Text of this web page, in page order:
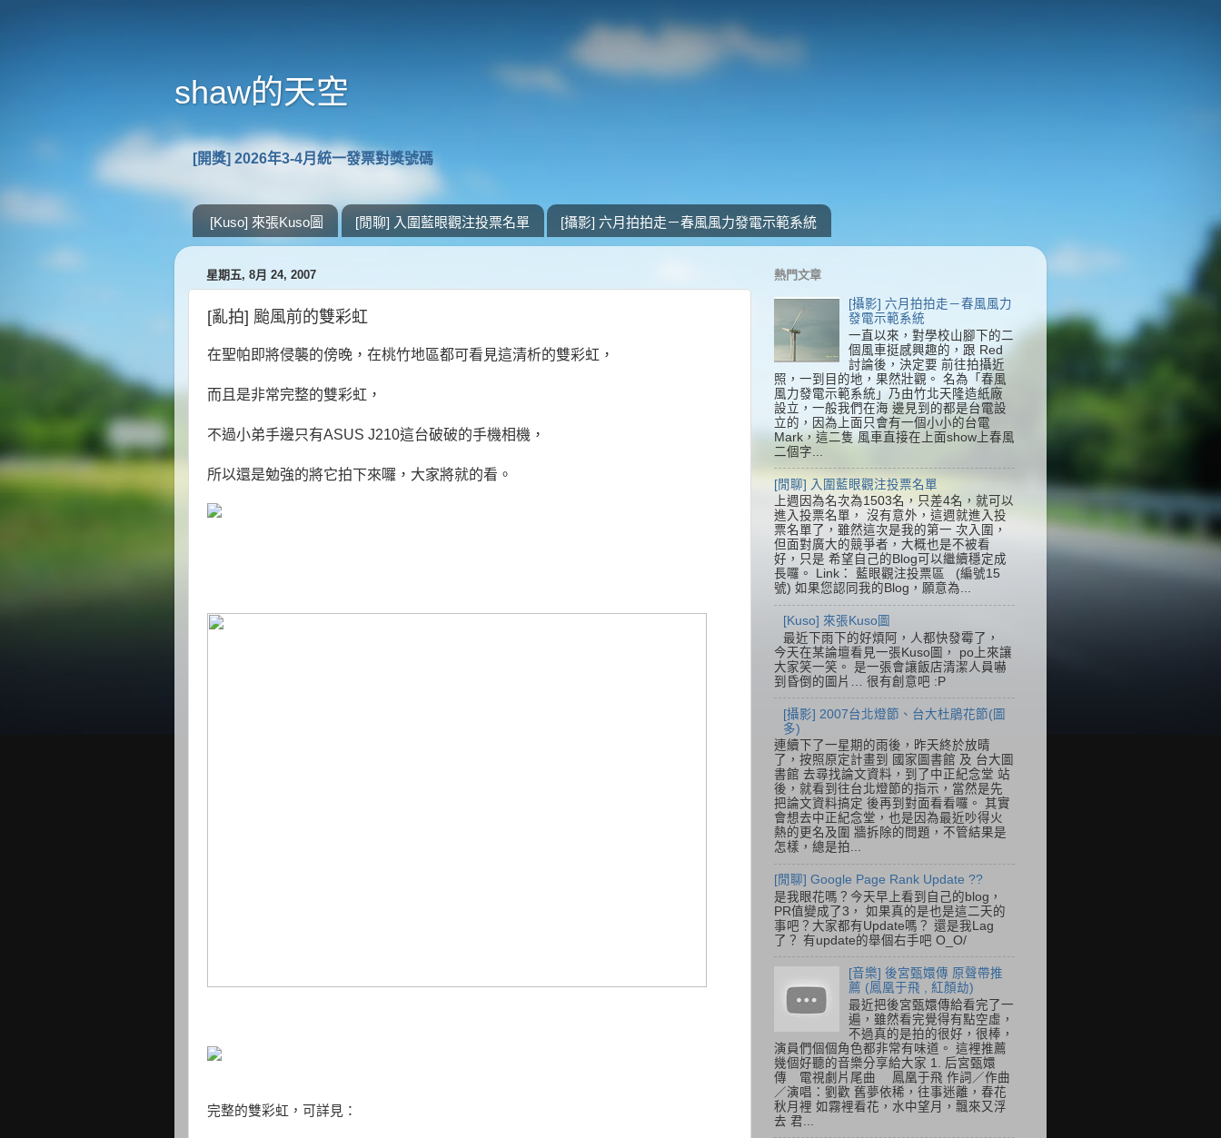
shaw的天空
[開獎] 2026年3-4月統一發票對獎號碼
[Kuso] 來張Kuso圖 [閒聊] 入圍藍眼觀注投票名單 [攝影] 六月拍拍走－春風風力發電示範系統
星期五, 8月 24, 2007
[亂拍] 颱風前的雙彩虹
在聖帕即將侵襲的傍晚，在桃竹地區都可看見這清析的雙彩虹，
而且是非常完整的雙彩虹，
不過小弟手邊只有ASUS J210這台破破的手機相機，
所以還是勉強的將它拍下來囉，大家將就的看。
完整的雙彩虹，可詳見：
熱門文章
[攝影] 六月拍拍走－春風風力
發電示範系統
一直以來，對學校山腳下的二
個風車挺感興趣的，跟 Red
討論後，決定要 前往拍攝近
照，一到目的地，果然壯觀。 名為「春風
風力發電示範系統」乃由竹北天隆造紙廠
設立，一般我們在海 邊見到的都是台電設
立的，因為上面只會有一個小小的台電
Mark，這二隻 風車直接在上面show上春風
二個字...
[閒聊] 入圍藍眼觀注投票名單
上週因為名次為1503名，只差4名，就可以
進入投票名單， 沒有意外，這週就進入投
票名單了，雖然這次是我的第一 次入圍，
但面對廣大的競爭者，大概也是不被看
好，只是 希望自己的Blog可以繼續穩定成
長囉。 Link： 藍眼觀注投票區 (編號15
號) 如果您認同我的Blog，願意為...
[Kuso] 來張Kuso圖
最近下雨下的好煩阿，人都快發霉了，
今天在某論壇看見一張Kuso圖， po上來讓
大家笑一笑。 是一張會讓飯店清潔人員嚇
到昏倒的圖片… 很有創意吧 :P
[攝影] 2007台北燈節、台大杜鵑花節(圖
多)
連續下了一星期的雨後，昨天終於放晴
了，按照原定計畫到 國家圖書館 及 台大圖
書館 去尋找論文資料，到了中正紀念堂 站
後，就看到往台北燈節的指示，當然是先
把論文資料搞定 後再到對面看看囉。 其實
會想去中正紀念堂，也是因為最近吵得火
熱的更名及圍 牆拆除的問題，不管結果是
怎樣，總是拍...
[閒聊] Google Page Rank Update ??
是我眼花嗎？今天早上看到自己的blog，
PR值變成了3， 如果真的是也是這二天的
事吧？大家都有Update嗎？ 還是我Lag
了？ 有update的舉個右手吧 O_O/
[音樂] 後宮甄嬛傳 原聲帶推
薦 (鳳凰于飛 , 紅顏劫)
最近把後宮甄嬛傳給看完了一
遍，雖然看完覺得有點空虛，
不過真的是拍的很好，很棒，
演員們個個角色都非常有味道。 這裡推薦
幾個好聽的音樂分享給大家 1. 后宮甄嬛
傳 電視劇片尾曲 鳳凰于飛 作詞／作曲
／演唱：劉歡 舊夢依稀，往事迷離，春花
秋月裡 如霧裡看花，水中望月，飄來又浮
去 君...